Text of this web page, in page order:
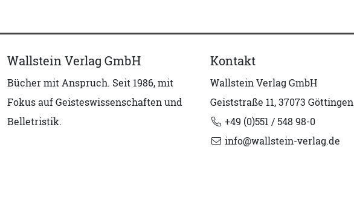
Wallstein Verlag GmbH
Bücher mit Anspruch. Seit 1986, mit
Fokus auf Geisteswissenschaften und
Belletristik.
Kontakt
Wallstein Verlag GmbH
Geiststraße 11, 37073 Göttingen
+49 (0)551 / 548 98-0
info@wallstein-verlag.de